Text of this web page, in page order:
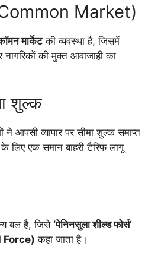
Market)
मार्केटकी व्यवस्था है, जिसमें
की मुक्त आवाजाही का
शुल्क
आपसी व्यापार पर सीमा शुल्क समाप्त
लिए एक समान बाहरी टैरिफ लागू
बल है, जिसे ‘पेनिनसुला शील्ड फोर्स’
Force) कहा जाता है।